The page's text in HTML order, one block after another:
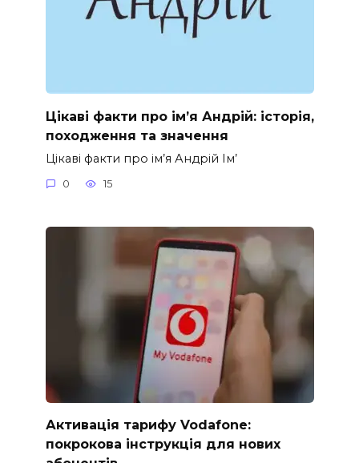
Цікаві факти про ім’я Андрій: історія,
походження та значення
Цікаві факти про ім’я Андрій Ім’
0 15
Активація тарифу Vodafone:
покрокова інструкція для нових